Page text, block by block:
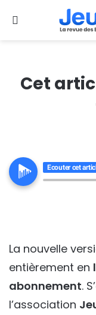
Se connecter
Cet
Ecouter cet
La nouvelle
entièrement en
abonnement.
l’association